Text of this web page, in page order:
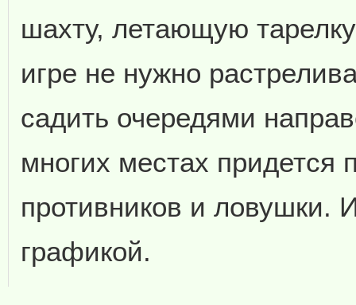
шахту, летающую
игре не нужно
садить очередями
многих местах придется
противников и ловушки.
графикой.